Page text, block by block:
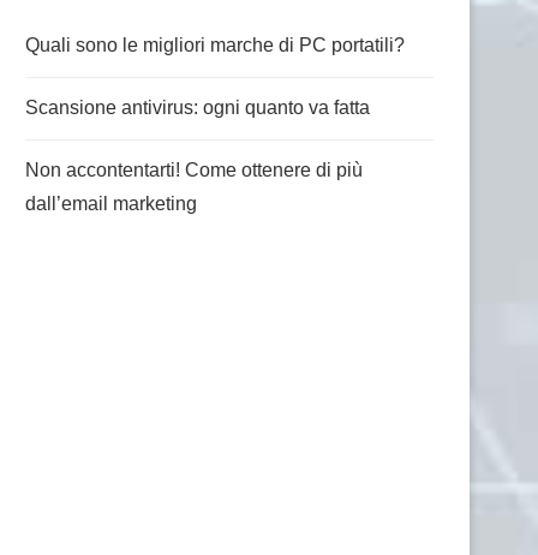
Quali sono le migliori marche di PC portatili?
Scansione antivirus: ogni quanto va fatta
Non accontentarti! Come ottenere di più
dall’email marketing